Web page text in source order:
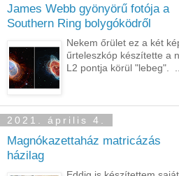
James Webb gyönyörű fotója a
Southern Ring bolygóködről
Nekem őrület ez a két
űrteleszkóp készítette a
L2 pontja körül "lebeg".
2021. április 4.
Magnókazettaház matricázás
házilag